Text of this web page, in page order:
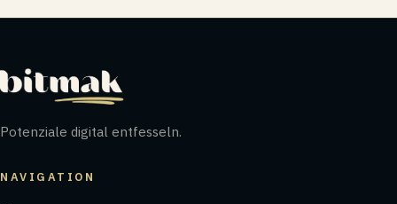
Potenziale digital entfesseln.
NAVIGATION